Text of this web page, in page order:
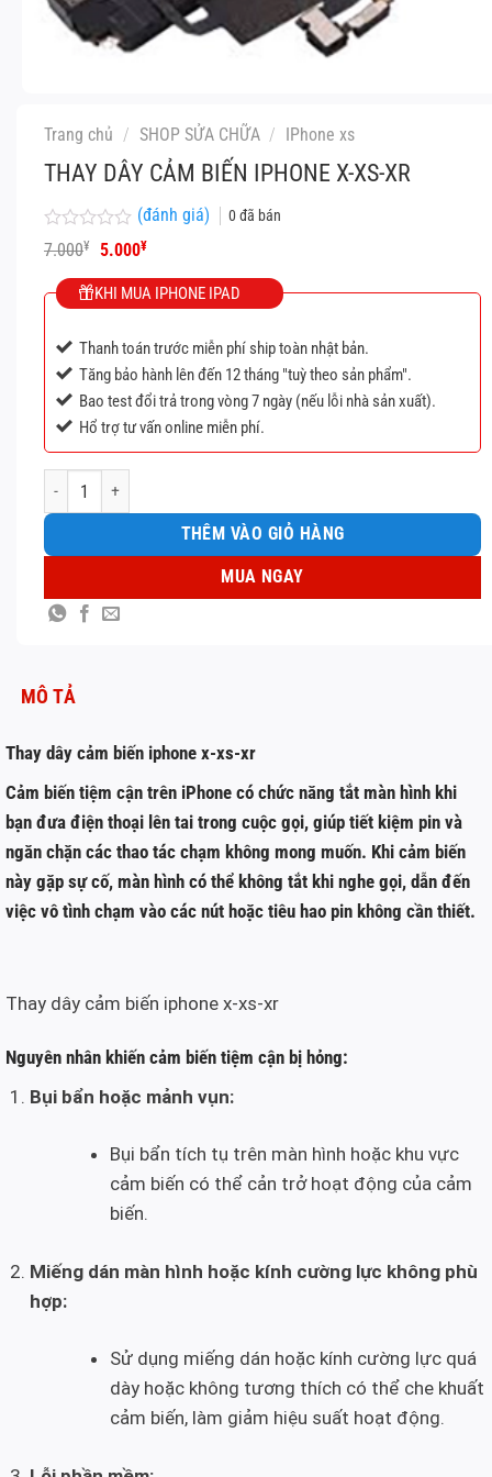
Trang chủ / SHOP SỬA CHỮA / IPhone xs
THAY DÂY CẢM BIẾN IPHONE X-XS-XR
Được
xếp
hạng
0
(đánh giá) 0đã bán
7.000¥
Giá
là:
7.000¥.
5.000¥Giá
tại
là:
KHI MUA IPHONE IPAD
Thanh toán trước miễn phí ship toàn nhật bản.
Tăng bảo hành lên đến 12 tháng "tuỳ theo sản phẩm".
Bao test đổi trả trong vòng 7 ngày (nếu lỗi nhà sản xuất).
Hổ trợ tư vấn online miễn phí.
Thay dây cảm biến iphone x-xs-xr số lượng
THÊM VÀO GIỎ HÀNG
MUA NGAY
MÔ TẢ
Thay dây cảm biến iphone x-xs-xr
Cảm biến tiệm cận trên iPhone có chức năng tắt màn hình khi
bạn đưa điện thoại lên tai trong cuộc gọi, giúp tiết kiệm pin và
ngăn chặn các thao tác chạm không mong muốn. Khi cảm biến
này gặp sự cố, màn hình có thể không tắt khi nghe gọi, dẫn đến
việc vô tình chạm vào các nút hoặc tiêu hao pin không cần thiết.
Thay dây cảm biến iphone x-xs-xr
Nguyên nhân khiến cảm biến tiệm cận bị hỏng:
Bụi bẩn hoặc mảnh vụn:
Bụi bẩn tích tụ trên màn hình hoặc khu vực
cảm biến có thể cản trở hoạt động của cảm
biến.
Miếng dán màn hình hoặc kính cường lực không phù
hợp:
Sử dụng miếng dán hoặc kính cường lực quá
dày hoặc không tương thích có thể che khuất
cảm biến, làm giảm hiệu suất hoạt động.